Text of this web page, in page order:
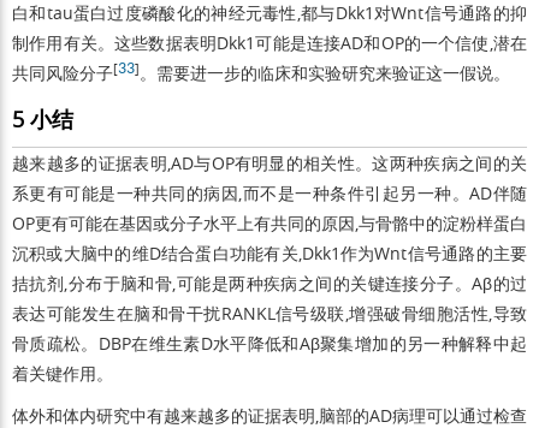
白和tau蛋白过度磷酸化的神经元毒性,都与Dkk1对Wnt信号通路的抑
制作用有关。这些数据表明Dkk1可能是连接AD和OP的一个信使,潜在
共同风险分子[33]。需要进一步的临床和实验研究来验证这一假说。
5 小结
越来越多的证据表明,AD与OP有明显的相关性。这两种疾病之间的关
系更有可能是一种共同的病因,而不是一种条件引起另一种。AD伴随
OP更有可能在基因或分子水平上有共同的原因,与骨骼中的淀粉样蛋白
沉积或大脑中的维D结合蛋白功能有关,Dkk1作为Wnt信号通路的主要
拮抗剂,分布于脑和骨,可能是两种疾病之间的关键连接分子。Aβ的过
表达可能发生在脑和骨干扰RANKL信号级联,增强破骨细胞活性,导致
骨质疏松。DBP在维生素D水平降低和Aβ聚集增加的另一种解释中起
着关键作用。
体外和体内研究中有越来越多的证据表明,脑部的AD病理可以通过检查